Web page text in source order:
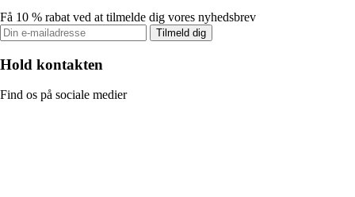
Få 10 % rabat ved at tilmelde dig vores nyhedsbrev
Tilmeld dig
Hold kontakten
Find os på sociale medier